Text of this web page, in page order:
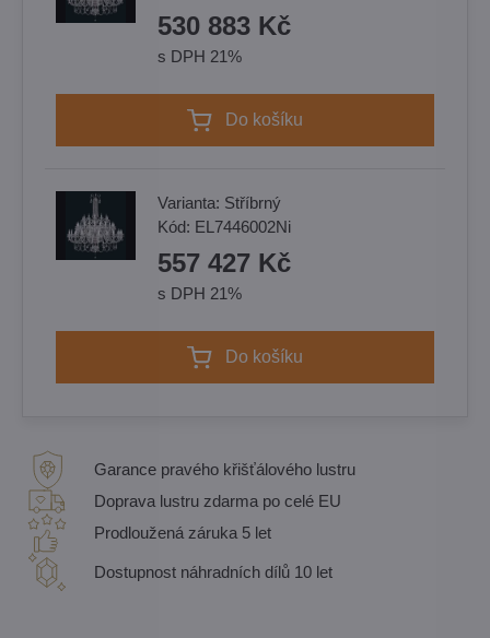
530 883 Kč
s DPH 21%
Do košíku
Varianta: Stříbrný
Kód: EL7446002Ni
557 427 Kč
s DPH 21%
Do košíku
Garance pravého křišťálového lustru
Doprava lustru zdarma po celé EU
Prodloužená záruka 5 let
Dostupnost náhradních dílů 10 let